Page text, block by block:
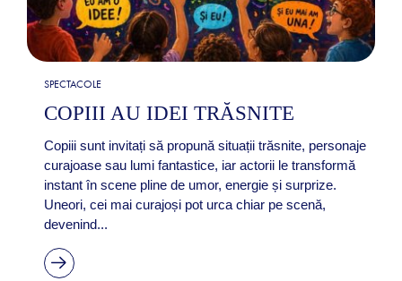
SPECTACOLE
COPIII AU IDEI TRĂSNITE
Copiii sunt invitați să propună situații trăsnite, personaje
curajoase sau lumi fantastice, iar actorii le transformă
instant în scene pline de umor, energie și surprize.
Uneori, cei mai curajoși pot urca chiar pe scenă,
devenind...